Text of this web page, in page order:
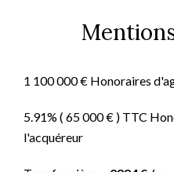
1 100 000 € Honoraires
5.91% ( 65 000 € ) TTC
l'acquéreur